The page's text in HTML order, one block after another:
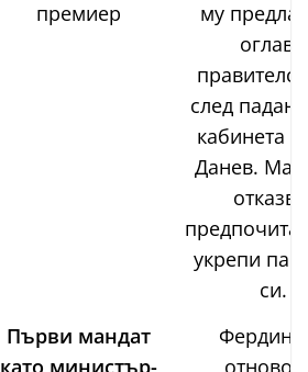
премиер
му
оглави
след
кабинета
Данев.
укрепи
си.
Първи мандат